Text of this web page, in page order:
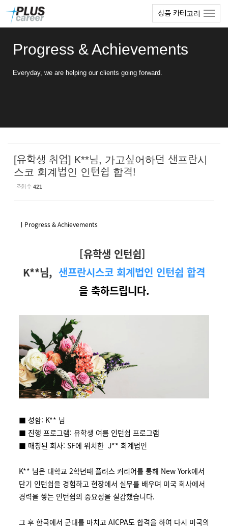
상품 카테고리
Progress & Achievements
Everyday, we are helping our clients going forward.
[유학생 취업] K**님, 가고싶어하던 샌프란시
스코 회계법인 인턴쉽 합격!
조회 수 421
ㅣProgress & Achievements
[유학생 인턴쉽]
K**님, 샌프란시스코 회계법인 인턴쉽 합격
을 축하드립니다.
■ 성함: K** 님
■ 진행 프로그램: 유학생 여름 인턴쉽 프로그램
■ 매칭된 회사: SF에 위치한 J** 회계법인
K** 님은 대학교 2학년때 플러스 커리어를 통해 New York에서
단기 인턴쉽을 경험하고 현장에서 실무를 배우며 미국 회사에서
경력을 쌓는 인턴쉽의 중요성을 실감했습니다.
그 후 한국에서 군대를 마치고 AICPA도 합격을 하여 다시 미국의